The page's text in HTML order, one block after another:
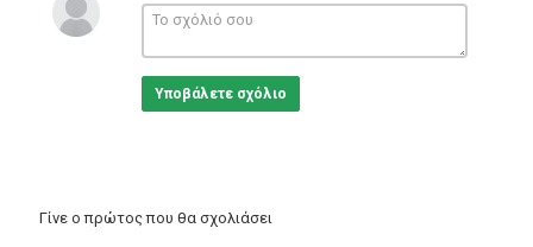
Υποβάλετε σχόλιο
Γίνε ο πρώτος που θα σχολιάσει